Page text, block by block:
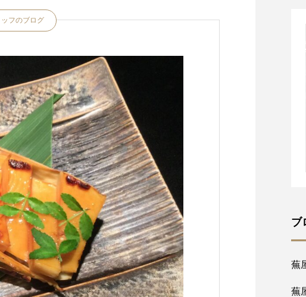
フのブログ
今年一年平穏に過ごせますよ
うに。。。
ブ
蕪
蕪